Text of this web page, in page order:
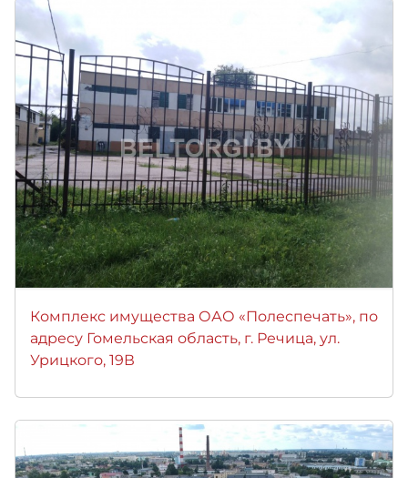
Комплекс имущества ОАО «Полеспечать», по
адресу Гомельская область, г. Речица, ул.
Урицкого, 19В